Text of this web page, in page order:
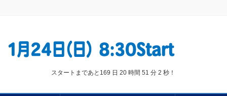
スタートまであと 169 日 20 時間 51 分 1 秒 ！